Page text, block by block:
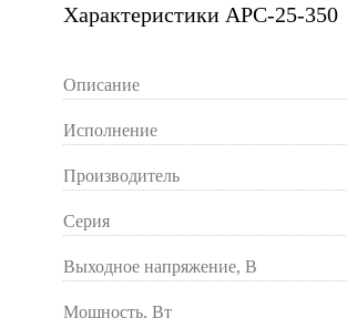
Характеристики APC-25-350
Описание
Исполнение
Производитель
Серия
Выходное напряжение, В
Мощность, Вт